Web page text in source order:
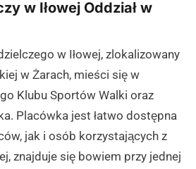
w Iłowej Oddział w
w Iłowej, zlokalizowany
w Żarach, mieści się w
Klubu Sportów Walki oraz
Placówka jest łatwo dostępna
jak i osób korzystających z
znajduje się bowiem przy jednej